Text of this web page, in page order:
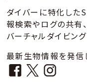
ダイバーに特化した
報検索やログの共有
バーチャルダイビング
最新生物情報を発信